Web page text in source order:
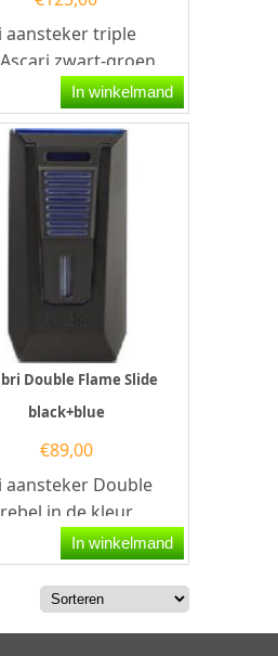
aansteker triple
zwart-groen.
Colibri aansteker heeft
In winkelmand
Double Flame Slide
black+blue
€89,00
aansteker Double
in de kleur
slide
In winkelmand